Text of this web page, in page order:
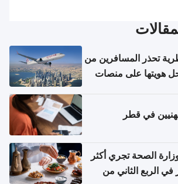
تحذر المسافرين من
هويتها على منصات
في قطر
الصحة تجري أكثر
اختبار في الربع الثاني من